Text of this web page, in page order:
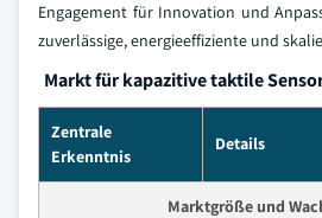
Engagement für Innovation und
zuverlässige, energieeffiziente und
Markt für kapazitive taktile
Zentrale
Erkenntnis
Details
Marktgröße und